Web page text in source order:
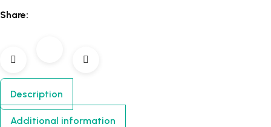
Share:
Description
Additional information